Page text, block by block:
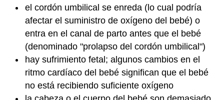
el cordón umbilical se enreda (lo cual podría
afectar el suministro de oxígeno del bebé) o
entra en el canal de parto antes que el bebé
(denominado "prolapso del cordón umbilical")
hay sufrimiento fetal; algunos cambios en el
ritmo cardíaco del bebé significan que el bebé
no está recibiendo suficiente oxígeno